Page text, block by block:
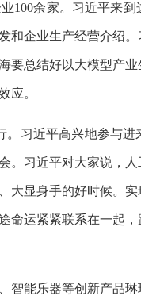
余家。习近平来到
和企业生产经营介绍
要总结好以大模型产
应。
习近平高兴地参与进
。习近平对大家说，
大显身手的好时候。
命运紧紧联系在一起
能乐器等创新产品琳